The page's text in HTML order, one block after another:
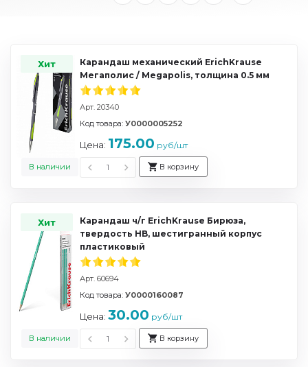
Хит
Карандаш механический ErichKrause
Мегаполис / Megapolis, толщина 0.5 мм
Арт. 20340
В наличии
Код товара: У0000005252
Цена: 175.00 руб/шт
В корзину
Хит
Карандаш ч/г ErichKrause Бирюза,
твердость HB, шестигранный корпус
пластиковый
Арт. 60694
В наличии
Код товара: У0000160087
Цена: 30.00 руб/шт
В корзину